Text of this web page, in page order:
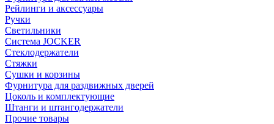
Рейлинги и аксессуары
Ручки
Светильники
Система JOCKER
Стеклодержатели
Стяжки
Сушки и корзины
Фурнитура для раздвижных дверей
Цоколь и комплектующие
Штанги и штангодержатели
Прочие товары